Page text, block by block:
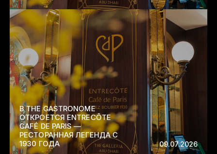
В THE GASTRONOME
ОТКРОЕТСЯ ENTRECÔTE
CAFÉ DE PARIS —
РЕСТОРАННАЯ ЛЕГЕНДА С
1930 ГОДА
09.07.2026